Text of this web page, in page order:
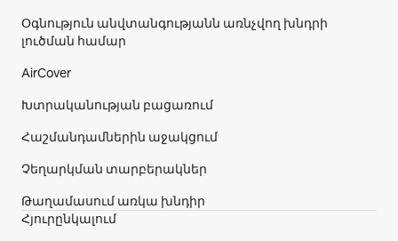
Օգնություն անվտանգությանն առնչվող խնդրի
լուծման համար
AirCover
Խտրականության բացառում
Հաշմանդամներին աջակցում
Չեղարկման տարբերակներ
Թաղամասում առկա խնդիր
Հյուրընկալում